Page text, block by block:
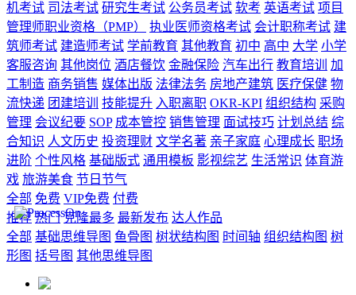
机考试 司法考试 研究生考试 公务员考试 软考 英语考试 项目
管理师职业资格（PMP）
执业医师资格考试 会计职称考试 建
筑师考试 建造师考试 学前教育 其他教育 初中 高中 大学 小学
客服咨询 其他岗位 酒店餐饮 金融保险 汽车出行 教育培训
加
工制造 商务销售 媒体出版 法律法务 房地产建筑 医疗保健 物
流快递 团建培训 技能提升 入职离职 OKR-KPI 组织结构 采购
管理 会议纪要 SOP 成本管控 销售管理 面试技巧 计划总结 综
合知识 人文历史 投资理财 文学名著 亲子家庭 心理成长 职场
进阶 个性风格 基础版式 通用模板 影视综艺 生活常识 体育游
戏 旅游美食 节日节气
全部 免费 VIP免费 付费
推荐 热门 克隆最多 最新发布 达人作品
全部 基础思维导图 鱼骨图 树状结构图 时间轴 组织结构图 树
形图 括号图 其他思维导图